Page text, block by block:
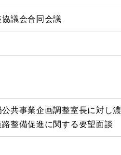
議会合同会議
共事業企画調整室長に対し濃
整備促進に関する要望面談